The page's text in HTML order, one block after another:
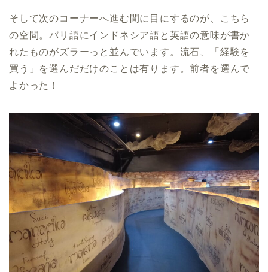
そして次のコーナーへ進む間に目にするのが、こちら
の空間。バリ語にインドネシア語と英語の意味が書か
れたものがズラーっと並んでいます。流石、「経験を
買う」を選んだだけのことは有ります。前者を選んで
よかった！